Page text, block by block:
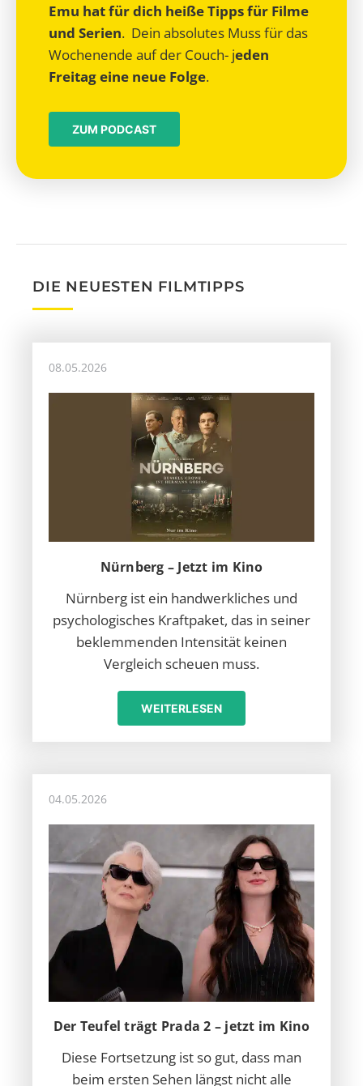
Emu hat für dich heiße Tipps für Filme
und Serien. Dein absolutes Muss für das
Wochenende auf der Couch- jeden
Freitag eine neue Folge.
ZUM PODCAST
DIE NEUESTEN FILMTIPPS
08.05.2026
Nürnberg – Jetzt im Kino
Nürnberg ist ein handwerkliches und
psychologisches Kraftpaket, das in seiner
beklemmenden Intensität keinen
Vergleich scheuen muss.
WEITERLESEN
04.05.2026
Der Teufel trägt Prada 2 – jetzt im Kino
Diese Fortsetzung ist so gut, dass man
beim ersten Sehen längst nicht alle